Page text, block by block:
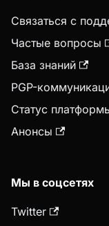
Связаться с
Частые вопросы
База знаний
PGP-
Статус
Анонсы
Мы в соцсетях
Twitter